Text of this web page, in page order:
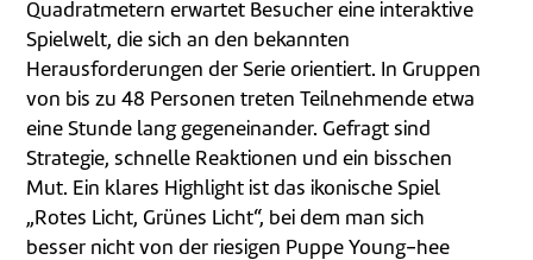
Quadratmetern erwartet Besucher eine interaktive
Spielwelt, die sich an den bekannten
Herausforderungen der Serie orientiert. In Gruppen
von bis zu 48 Personen treten Teilnehmende etwa
eine Stunde lang gegeneinander. Gefragt sind
Strategie, schnelle Reaktionen und ein bisschen
Mut. Ein klares Highlight ist das ikonische Spiel
„Rotes Licht, Grünes Licht“, bei dem man sich
besser nicht von der riesigen Puppe Young-hee